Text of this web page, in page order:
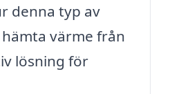
denna typ av
värme från
lösning för